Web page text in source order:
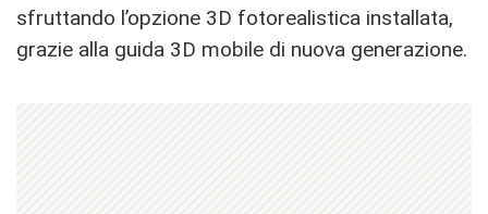
sfruttando l’opzione 3D fotorealistica installata,
grazie alla guida 3D mobile di nuova generazione.